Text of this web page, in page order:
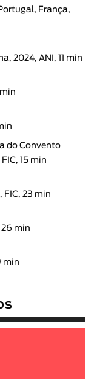
França,
2024, ANI, 11 min
do Convento
15 min
FIC, 23 min
26 min
min